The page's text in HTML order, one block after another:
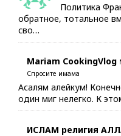
Политика
обратное, тотальное
сво…
Mariam CookingVlog
Спросите имама
Асалям алейкум!
один миг нелегко. К
ИСЛАМ религия